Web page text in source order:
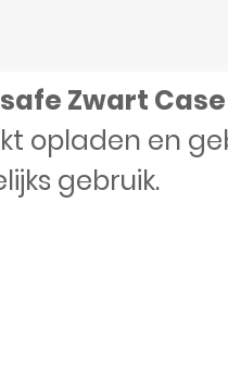
Zwart Case
opladen en
gebruik.